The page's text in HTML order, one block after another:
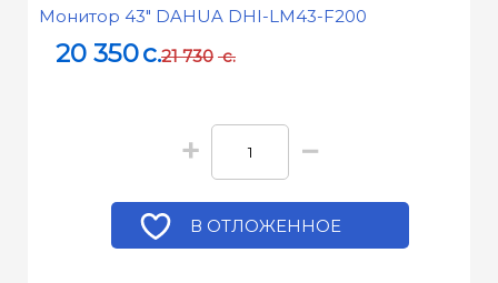
Монитор 43" DAHUA DHI-LM43-F200
20 350c.21 730 c.
+ −
В ОТЛОЖЕННОЕ